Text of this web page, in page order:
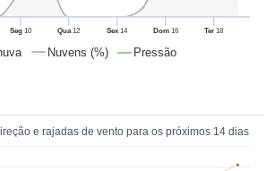
Nuvens (%) Pressão
Seg10 Qua12 Sex 14 Dom16 Ter 18
e rajadas de vento para os próximos 14 dias